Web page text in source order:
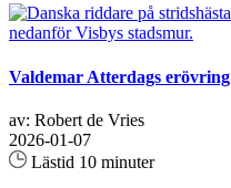
Valdemar Atterdags
av: Robert de Vries
2026-01-07
Lästid 10 minuter